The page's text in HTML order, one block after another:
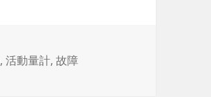
,活動量計,故障